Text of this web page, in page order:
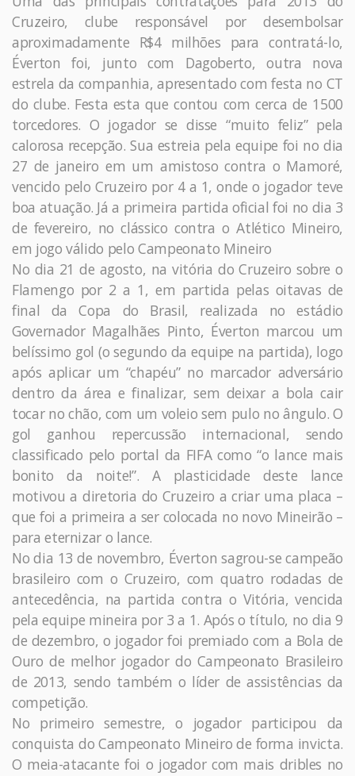
Cruzeiro, clube responsável por desembolsar
aproximadamente R$4 milhões para contratá-lo,
Éverton foi, junto com Dagoberto, outra nova
estrela da companhia, apresentado com festa no CT
do clube. Festa esta que contou com cerca de 1500
torcedores. O jogador se disse “muito feliz” pela
calorosa recepção. Sua estreia pela equipe foi no dia
27 de janeiro em um amistoso contra o Mamoré,
vencido pelo Cruzeiro por 4 a 1, onde o jogador teve
boa atuação. Já a primeira partida oficial foi no dia 3
de fevereiro, no clássico contra o Atlético Mineiro,
em jogo válido pelo Campeonato Mineiro
No dia 21 de agosto, na vitória do Cruzeiro sobre o
Flamengo por 2 a 1, em partida pelas oitavas de
final da Copa do Brasil, realizada no estádio
Governador Magalhães Pinto, Éverton marcou um
belíssimo gol (o segundo da equipe na partida), logo
após aplicar um “chapéu” no marcador adversário
dentro da área e finalizar, sem deixar a bola cair
tocar no chão, com um voleio sem pulo no ângulo. O
gol ganhou repercussão internacional, sendo
classificado pelo portal da FIFA como “o lance mais
bonito da noite!”. A plasticidade deste lance
motivou a diretoria do Cruzeiro a criar uma placa –
que foi a primeira a ser colocada no novo Mineirão –
para eternizar o lance.
No dia 13 de novembro, Éverton sagrou-se campeão
brasileiro com o Cruzeiro, com quatro rodadas de
antecedência, na partida contra o Vitória, vencida
pela equipe mineira por 3 a 1. Após o título, no dia 9
de dezembro, o jogador foi premiado com a Bola de
Ouro de melhor jogador do Campeonato Brasileiro
de 2013, sendo também o líder de assistências da
competição.
No primeiro semestre, o jogador participou da
conquista do Campeonato Mineiro de forma invicta.
O meia-atacante foi o jogador com mais dribles no